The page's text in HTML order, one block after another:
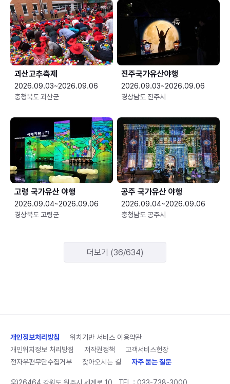
괴산고추축제
2026.09.03~2026.09.06
충청북도 괴산군
진주국가유산야행
2026.09.03~2026.09.06
경상남도 진주시
고령 국가유산 야행
2026.09.04~2026.09.06
경상북도 고령군
공주 국가유산 야행
2026.09.04~2026.09.06
충청남도 공주시
더보기 (36/634)
개인정보처리방침
위치기반 서비스 이용약관
개인위치정보 처리방침
저작권정책
고객서비스헌장
전자우편무단수집거부
찾아오시는 길 자주 묻는 질문